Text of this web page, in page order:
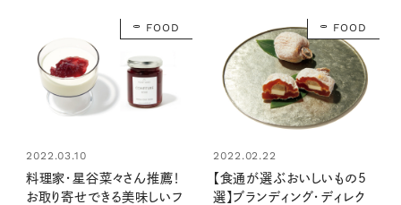
FOOD
2022.03.10
料理家・星谷菜々さん推薦！
お取り寄せできる美味しいフ
FOOD
2022.02.22
【食通が選ぶおいしいもの5
選】ブランディング・ディレク